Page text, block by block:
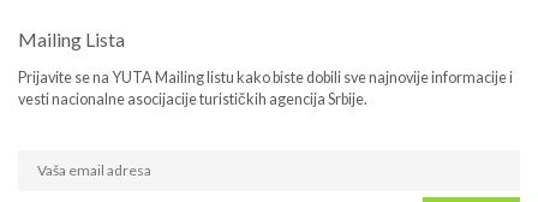
Mailing Lista
Prijavite se na YUTA Mailing listu kako biste dobili sve najnovije informacije i
vesti nacionalne asocijacije turističkih agencija Srbije.